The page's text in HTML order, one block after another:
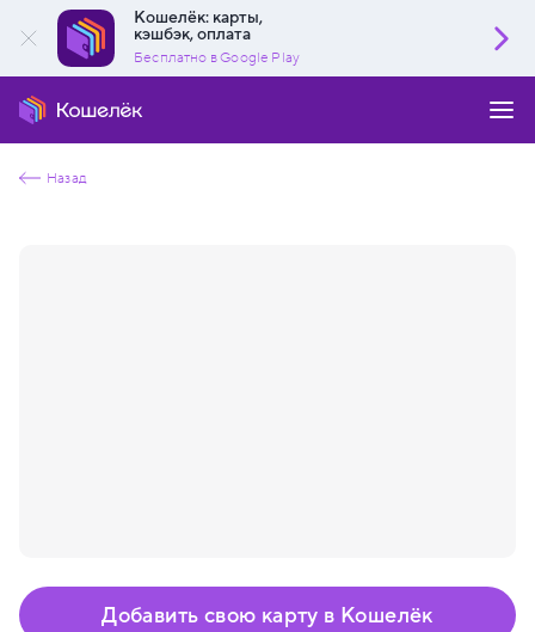
Кошелёк: карты,
кэшбэк, оплата
Бесплатно в Google Play
Назад
Добавить свою карту в Кошелёк